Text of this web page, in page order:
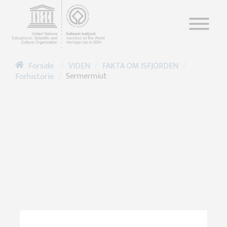
Forside VIDEN FAKTA OM ISFJORDEN
Forhistorie Sermermiut